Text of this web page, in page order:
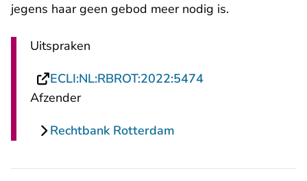
jegens haar geen gebod meer nodig is.
Uitspraken
ECLI:NL:RBROT:2022:5474- U verlaat
Afzender
Rechtbank Rotterdam